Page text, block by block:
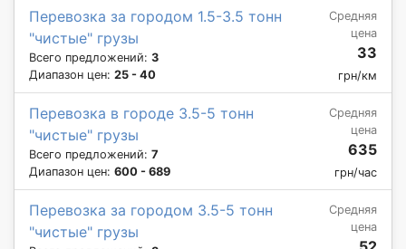
Перевозка за городом 1.5-3.5 тонн
"чистые" грузы
Всего предложений: 3
Диапазон цен: 25 - 40
Средняя
цена
33
грн/км
Перевозка в городе 3.5-5 тонн
"чистые" грузы
Всего предложений: 7
Диапазон цен: 600 - 689
Средняя
цена
635
грн/час
Перевозка за городом 3.5-5 тонн
"чистые" грузы
Средняя
цена